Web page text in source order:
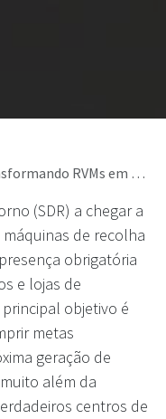
e Engajamento no SDR em Portugal
(SDR) a chegar a
de recolha
obrigatória
e lojas de
objetivo é
metas
geração de
além da
centros de